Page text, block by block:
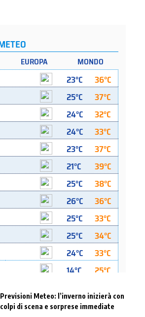
Previsioni Meteo: l’inverno inizierà con
colpi di scena e sorprese immediate